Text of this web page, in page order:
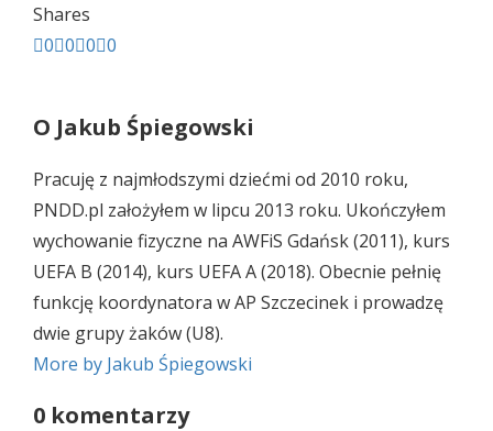
Shares
0 0 0 0
O Jakub Śpiegowski
Pracuję z najmłodszymi dziećmi od 2010 roku,
PNDD.pl założyłem w lipcu 2013 roku. Ukończyłem
wychowanie fizyczne na AWFiS Gdańsk (2011), kurs
UEFA B (2014), kurs UEFA A (2018). Obecnie pełnię
funkcję koordynatora w AP Szczecinek i prowadzę
dwie grupy żaków (U8).
More by Jakub Śpiegowski
0 komentarzy